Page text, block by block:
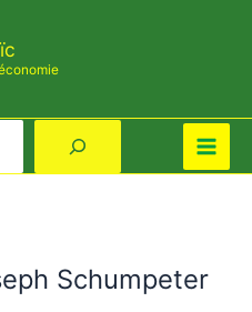
Schumpeter